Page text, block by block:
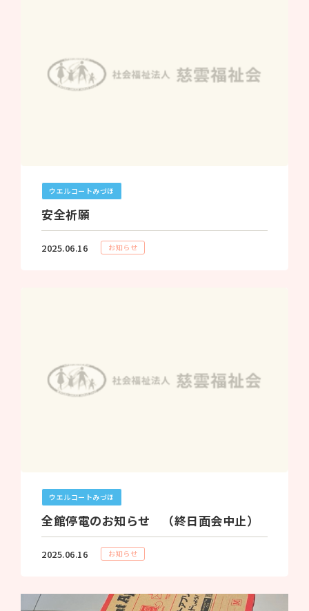
ウエルコートみづほ
安全祈願
2025.06.16 お知らせ
ウエルコートみづほ
全館停電のお知らせ （終日面会中止）
2025.06.16 お知らせ